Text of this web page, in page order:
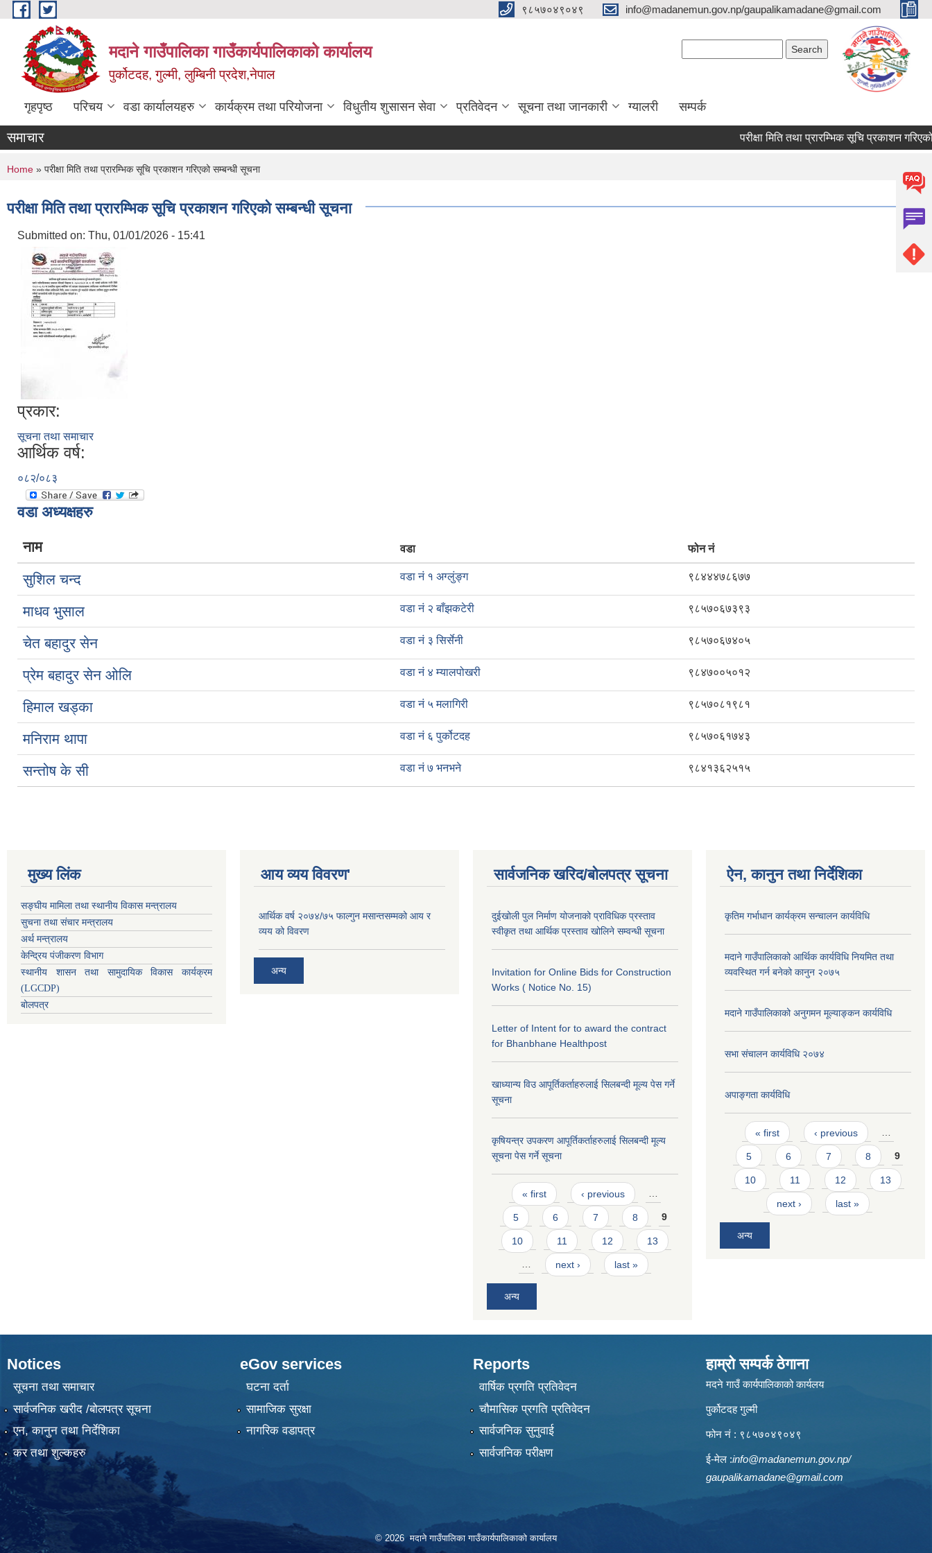
Skip to main content ९८५७०४९०४९ info@madanemun.gov.np/gaupalikamadane@gmail.com
मदाने गाउँपालिका गाउँकार्यपालिकाको कार्यालय
पुर्कोटदह, गुल्मी, लुम्बिनी प्रदेश,नेपाल
गृहपृष्ठ परिचय वडा कार्यालयहरु कार्यक्रम तथा परियोजना विधुतीय शुसासन सेवा प्रतिवेदन सूचना तथा जानकारी ग्यालरी सम्पर्क
समाचार परीक्षा मिति तथा प्रारम्भिक सूचि प्रकाशन गरिएको
You are here
Home » परीक्षा मिति तथा प्रारम्भिक सूचि प्रकाशन गरिएको सम्बन्धी सूचना
परीक्षा मिति तथा प्रारम्भिक सूचि प्रकाशन गरिएको सम्बन्धी सूचना
Submitted on: Thu, 01/01/2026 - 15:41
प्रकार:
सूचना तथा समाचार
आर्थिक वर्ष:
०८२/०८३
वडा अध्यक्षहरु
नाम वडा फोन नं
सुशिल चन्द वडा नं १ अग्लुंङ्ग ९८४४४७८६७७
माधव भुसाल वडा नं २ बाँझकटेरी ९८५७०६७३९३
चेत बहादुर सेन वडा नं ३ सिर्सेनी ९८५७०६७४०५
प्रेम बहादुर सेन ओलि वडा नं ४ म्यालपोखरी ९८४७००५०१२
हिमाल खड्का वडा नं ५ मलागिरी ९८५७०८१९८१
मनिराम थापा वडा नं ६ पुर्कोटदह ९८५७०६१७४३
सन्तोष के सी वडा नं ७ भनभने ९८४१३६२५१५
मुख्य लिंक
सङ्घीय मामिला तथा स्थानीय विकास मन्त्रालय
सुचना तथा संचार मन्त्रालय
अर्थ मन्त्रालय
केन्द्रिय पंजीकरण विभाग
स्थानीय शासन तथा सामुदायिक विकास कार्यक्रम
(LGCDP)
बोलपत्र
आय व्यय विवरण'
आर्थिक वर्ष २०७४/७५ फाल्गुन मसान्तसम्मको आय र
व्यय को विवरण
अन्य
सार्वजनिक खरिद/बोलपत्र सूचना
दुईखोली पुल निर्माण योजनाको प्राविधिक प्रस्ताव
स्वीकृत तथा आर्थिक प्रस्ताव खोलिने सम्वन्धी सूचना
Invitation for Online Bids for Construction
Works ( Notice No. 15)
Letter of Intent for to award the contract
for Bhanbhane Healthpost
खाध्यान्य विउ आपूर्तिकर्ताहरुलाई सिलबन्दी मूल्य पेस गर्ने
सूचना
कृषियन्त्र उपकरण आपूर्तिकर्ताहरुलाई सिलबन्दी मूल्य
सूचना पेस गर्ने सूचना
Pages
« first ‹ previous …
5 6 7 8 9
10 11 12 13
… next › last »
अन्य
ऐन, कानुन तथा निर्देशिका
कृतिम गर्भाधान कार्यक्रम सन्चालन कार्यविधि
मदाने गाउँपालिकाको आर्थिक कार्यविधि नियमित तथा
व्यवस्थित गर्न बनेको कानुन २०७५
मदाने गाउँपालिकाको अनुगमन मूल्याङ्कन कार्यविधि
सभा संचालन कार्यविधि २०७४
अपाङ्गता कार्यविधि
Pages
« first ‹ previous …
5 6 7 8 9
10 11 12 13
next › last »
अन्य
Notices
सूचना तथा समाचार
सार्वजनिक खरीद /बोलपत्र सूचना
एन, कानुन तथा निर्देशिका
कर तथा शुल्कहरु
eGov services
घटना दर्ता
सामाजिक सुरक्षा
नागरिक वडापत्र
Reports
वार्षिक प्रगति प्रतिवेदन
चौमासिक प्रगति प्रतिवेदन
सार्वजनिक सुनुवाई
सार्वजनिक परीक्षण
हाम्रो सम्पर्क ठेगाना
मदने गाउँ कार्यपालिकाको कार्यलय
पुर्कोटदह गुल्मी
फोन नं : ९८५७०४९०४९
ई-मेल :info@madanemun.gov.np/
gaupalikamadane@gmail.com
© 2026 मदाने गाउँपालिका गाउँकार्यपालिकाको कार्यालय